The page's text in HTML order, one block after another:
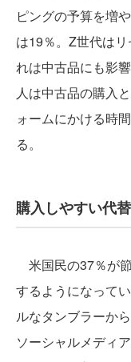
ピングの予算を増
は19％。Z世代は
れは中古品にも影
人は中古品の購入
ォームにかける時
る。
購入しやすい代
米国民の37％が
するようになって
ルなタンブラーか
ソーシャルメディ